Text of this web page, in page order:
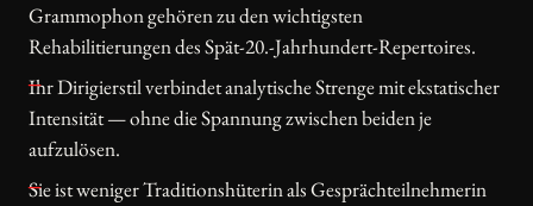
Grammophon gehören zu den wichtigsten
Rehabilitierungen des Spät-20.-Jahrhundert-Repertoires.
Ihr Dirigierstil verbindet analytische Strenge mit ekstatischer
Intensität — ohne die Spannung zwischen beiden je
aufzulösen.
Sie ist weniger Traditionshüterin als Gesprächteilnehmerin